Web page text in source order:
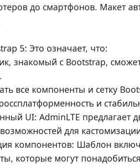
до смартфонов. Макет
5: Это означает, что:
знакомый с Bootstrap,
все компоненты и сетку
и
UI: AdminLTE предлагает
для
компонентов: Шаблон
которые могут